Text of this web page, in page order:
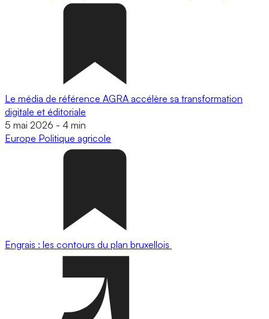
Le média de référence AGRA accélère sa transformation
digitale et éditoriale
5 mai 2026 - 4 min
Europe Politique agricole
Engrais : les contours du plan bruxellois